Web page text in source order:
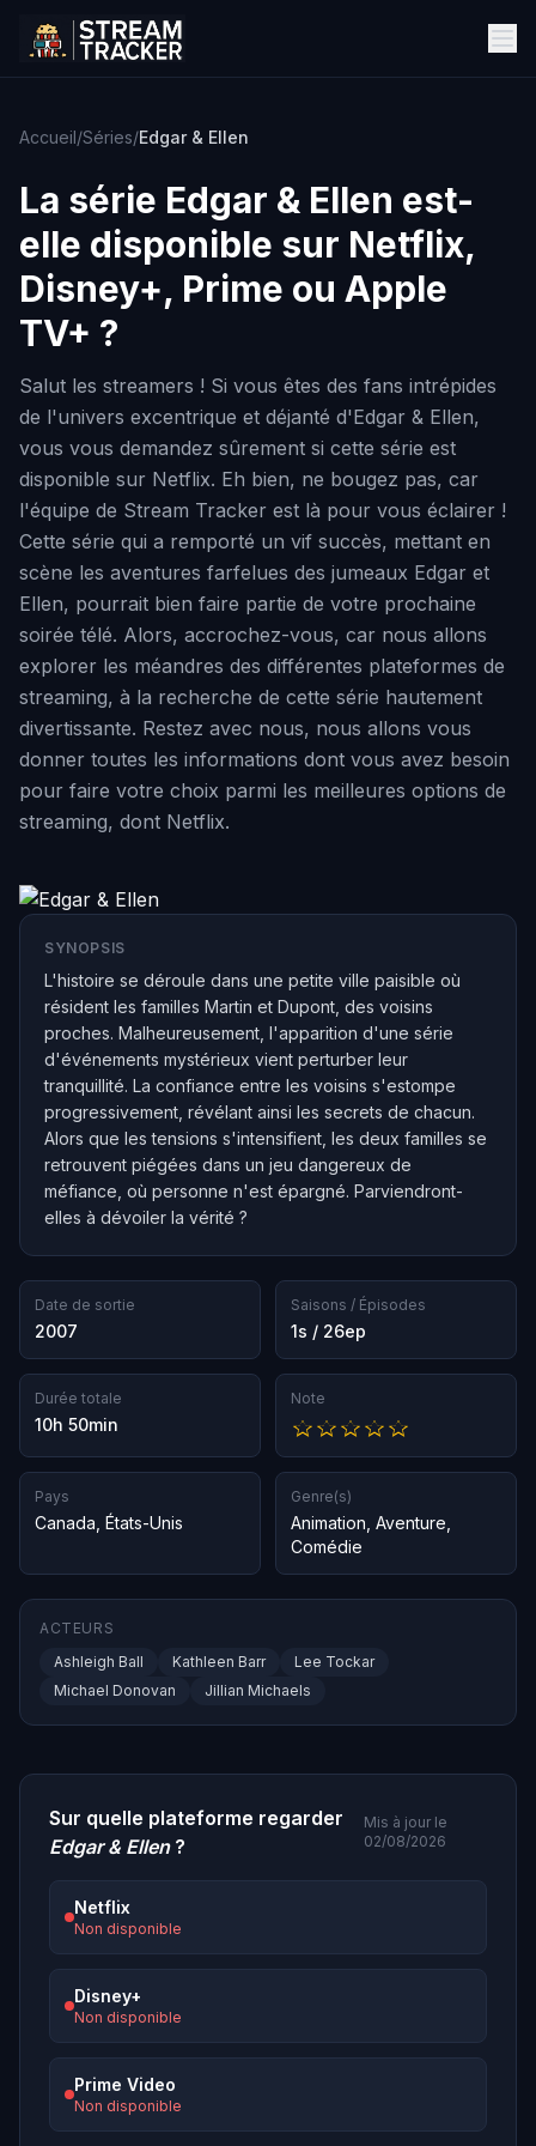
Accueil/Séries/Edgar & Ellen
La série Edgar & Ellen est-
elle disponible sur Netflix,
Disney+, Prime ou Apple
TV+ ?
Salut les streamers ! Si vous êtes des fans intrépides
de l'univers excentrique et déjanté d'Edgar & Ellen,
vous vous demandez sûrement si cette série est
disponible sur Netflix. Eh bien, ne bougez pas, car
l'équipe de Stream Tracker est là pour vous éclairer !
Cette série qui a remporté un vif succès, mettant en
scène les aventures farfelues des jumeaux Edgar et
Ellen, pourrait bien faire partie de votre prochaine
soirée télé. Alors, accrochez-vous, car nous allons
explorer les méandres des différentes plateformes de
streaming, à la recherche de cette série hautement
divertissante. Restez avec nous, nous allons vous
donner toutes les informations dont vous avez besoin
pour faire votre choix parmi les meilleures options de
streaming, dont Netflix.
SYNOPSIS
L'histoire se déroule dans une petite ville paisible où
résident les familles Martin et Dupont, des voisins
proches. Malheureusement, l'apparition d'une série
d'événements mystérieux vient perturber leur
tranquillité. La confiance entre les voisins s'estompe
progressivement, révélant ainsi les secrets de chacun.
Alors que les tensions s'intensifient, les deux familles se
retrouvent piégées dans un jeu dangereux de
méfiance, où personne n'est épargné. Parviendront-
elles à dévoiler la vérité ?
Date de sortie
2007
Saisons / Épisodes
1s / 26ep
Durée totale
10h 50min
Note
Pays
Canada États-Unis
Genre(s)
Animation Aventure
Comédie
ACTEURS
Ashleigh Ball
Kathleen Barr
Lee Tockar
Michael Donovan
Jillian Michaels
Sur quelle plateforme regarder
Edgar & Ellen?
Mis à jour le
02/08/2026
Netflix
Non disponible
Disney+
Non disponible
Prime Video
Non disponible